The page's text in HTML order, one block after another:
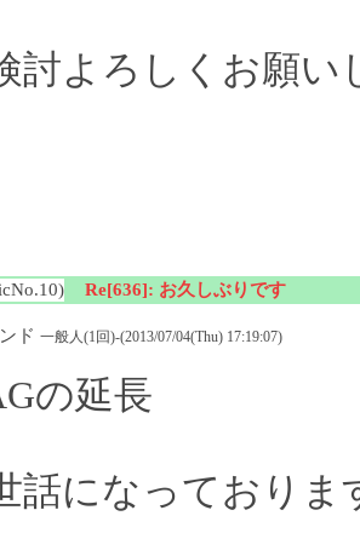
討よろしくお願い
Re[636]: お久しぶりです
ド 一般人(1回)-(2013/07/04(Thu) 17:19:07)
の延長
話になっておりま